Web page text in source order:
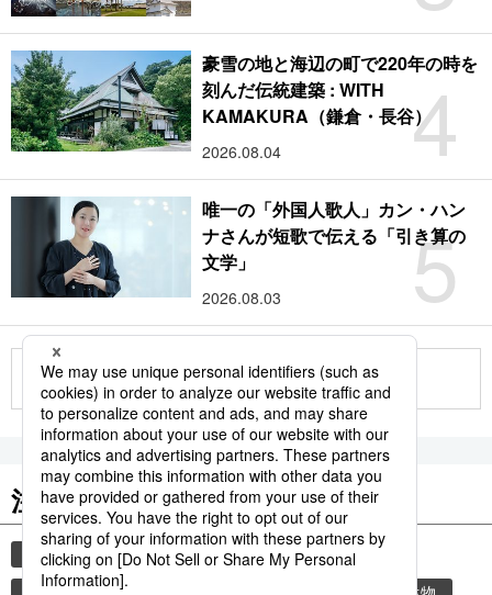
4
豪雪の地と海辺の町で220年の時を
刻んだ伝統建築 : WITH
KAMAKURA（鎌倉・長谷）
2026.08.04
5
唯一の「外国人歌人」カン・ハン
ナさんが短歌で伝える「引き算の
文学」
2026.08.03
もっと見る
注目のキーワード
共同通信ニュース 時事通信ニュース
観光